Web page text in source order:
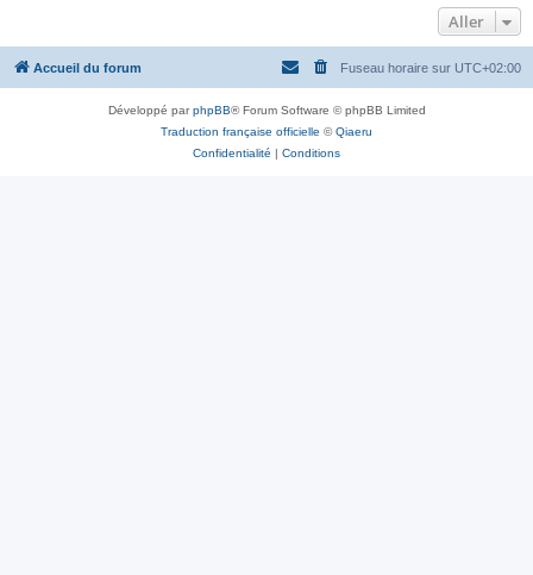
Aller
Accueil du forum Fuseau horaire sur UTC+02:00
Développé parphpBB® Forum Software © phpBB Limited
Traduction française officielle ©Qiaeru
Confidentialité | Conditions